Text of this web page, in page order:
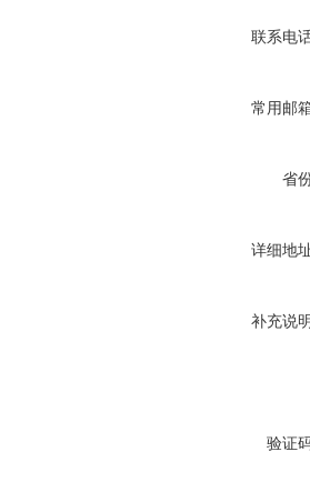
联系电
常用邮
省
详细地
补充说
验证